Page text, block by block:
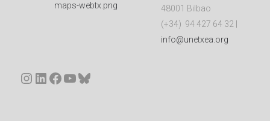
48001 Bilbao
(+34) 94 427 64 32 |
info@unetxea.org
Instagram
LinkedIn
Facebook
YouTube
Bluesky